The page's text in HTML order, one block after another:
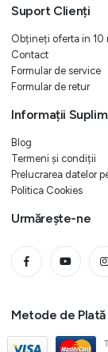
Suport Clienți
Obțineți oferta in 10
Contact
Formular de service
Formular de retur
Informații
Blog
Termeni și condiții
Prelucrarea datelor
Politica Cookies
Urmărește-ne
Metode de Plată